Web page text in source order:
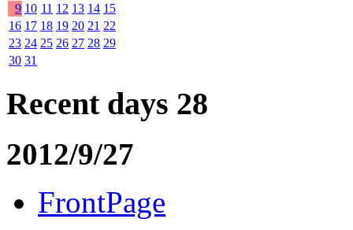
9 10 11 12 13 14 15
16 17 18 19 20 21 22
23 24 25 26 27 28 29
30 31
Recent days 28
2012/9/27
FrontPage